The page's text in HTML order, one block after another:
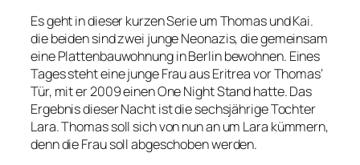
Es geht in dieser kurzen Serie um Thomas und Kai.
die beiden sind zwei junge Neonazis, die gemeinsam
eine Plattenbauwohnung in Berlin bewohnen. Eines
Tages steht eine junge Frau aus Eritrea vor Thomas‘
Tür, mit er 2009 einen One Night Stand hatte. Das
Ergebnis dieser Nacht ist die sechsjährige Tochter
Lara. Thomas soll sich von nun an um Lara kümmern,
denn die Frau soll abgeschoben werden.